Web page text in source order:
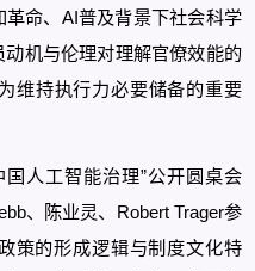
命、AI普及背景下社会科学
机与伦理对理解官僚效能的
维持执行力必要储备的重要
人工智能治理”公开圆桌会
、陈业灵、Robert Trager参
策的形成逻辑与制度文化特